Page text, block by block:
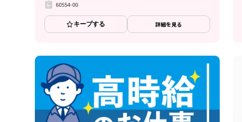
60554-00
キープする 詳細を見る